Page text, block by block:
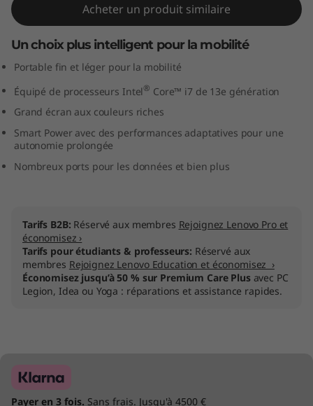
1
6
"
I
n
t
Acheter un produit similaire
Un choix plus intelligent pour la mobilité
Portable fin et léger pour la mobilité
Équipé de processeurs Intel® Core™ i7 de 13e génération
Grand écran aux couleurs riches
Smart Power avec des performances adaptatives pour une
autonomie prolongée
Nombreux ports pour les données et bien plus
Tarifs B2B: Réservé aux membres Rejoignez Lenovo Pro et
économisez ›
Tarifs pour étudiants & professeurs: Réservé aux
membres Rejoignez Lenovo Education et économisez ›
Économisez jusqu’à 50 % sur Premium Care Plusavec PC
Legion, Idea ou Yoga : réparations et assistance rapides.
Payer en 3 fois. Sans frais. Jusqu'à 4500 €